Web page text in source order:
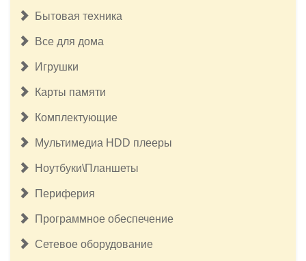
Бытовая техника
Все для дома
Игрушки
Карты памяти
Комплектующие
Мультимедиа HDD плееры
Ноутбуки\Планшеты
Периферия
Программное обеспечение
Сетевое оборудование